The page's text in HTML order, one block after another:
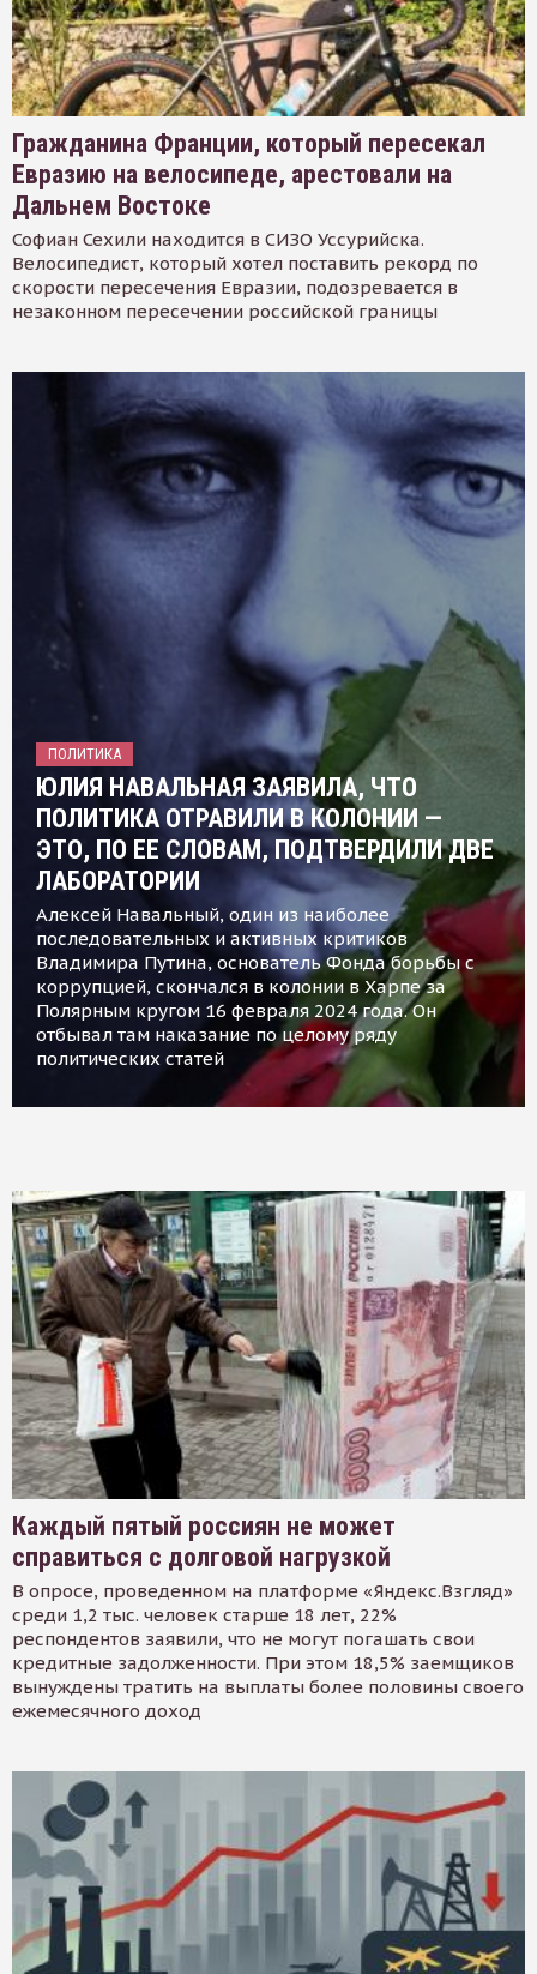
Гражданина Франции, который пересекал
Евразию на велосипеде, арестовали на
Дальнем Востоке
Софиан Сехили находится в СИЗО Уссурийска.
Велосипедист, который хотел поставить рекорд по
скорости пересечения Евразии, подозревается в
незаконном пересечении российской границы
ПОЛИТИКА
ЮЛИЯ НАВАЛЬНАЯ ЗАЯВИЛА, ЧТО
ПОЛИТИКА ОТРАВИЛИ В КОЛОНИИ —
ЭТО, ПО ЕЕ СЛОВАМ, ПОДТВЕРДИЛИ ДВЕ
ЛАБОРАТОРИИ
Алексей Навальный, один из наиболее
последовательных и активных критиков
Владимира Путина, основатель Фонда борьбы с
коррупцией, скончался в колонии в Харпе за
Полярным кругом 16 февраля 2024 года. Он
отбывал там наказание по целому ряду
политических статей
Каждый пятый россиян не может
справиться с долговой нагрузкой
В опросе, проведенном на платформе «Яндекс.Взгляд»
среди 1,2 тыс. человек старше 18 лет, 22%
респондентов заявили, что не могут погашать свои
кредитные задолженности. При этом 18,5% заемщиков
вынуждены тратить на выплаты более половины своего
ежемесячного доход